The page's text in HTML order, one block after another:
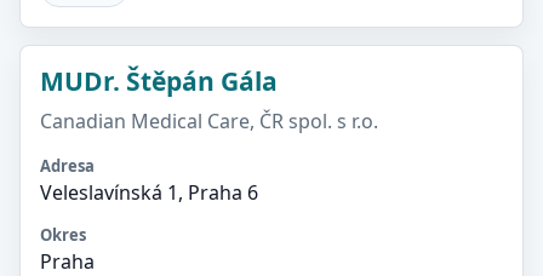
MUDr. Štěpán Gála
Canadian Medical Care, ČR spol. s r.o.
Adresa
Veleslavínská 1, Praha 6
Okres
Praha